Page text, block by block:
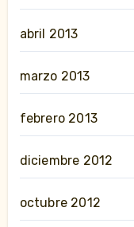
abril 2013
marzo 2013
febrero 2013
diciembre 2012
octubre 2012